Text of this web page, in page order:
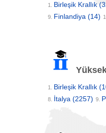
1. Birleşik Krallık
9. Finlandiya (14)
1. Birleşik Krallık
8. İtalya (2257) 9.